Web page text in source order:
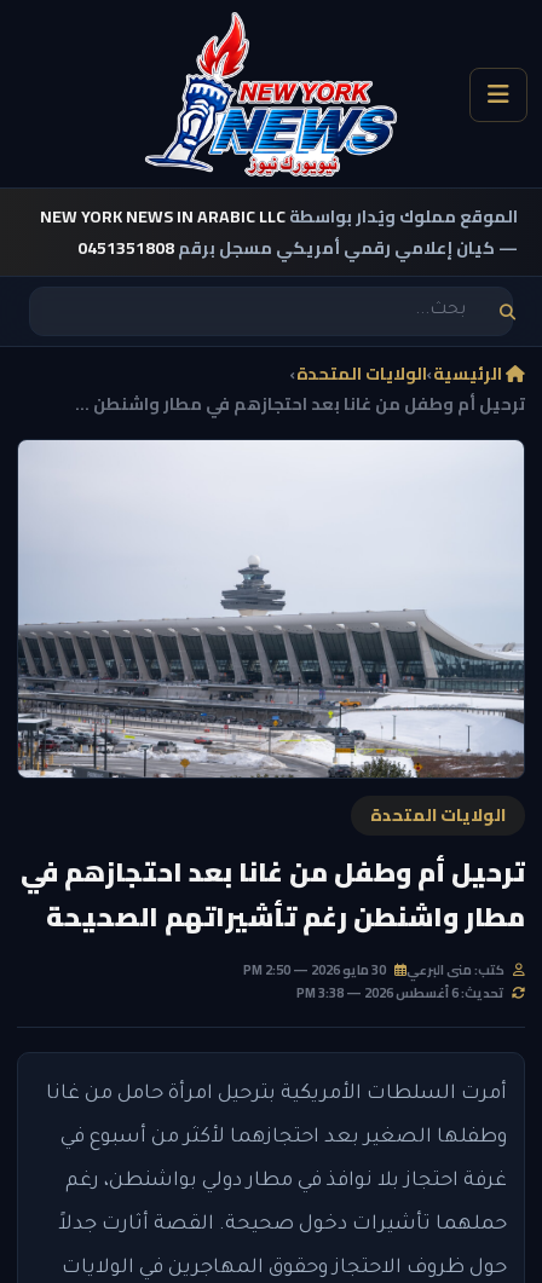
الموقع مملوك ويُدار بواسطةNEW YORK NEWS IN ARABIC LLC
— كيان إعلامي رقمي أمريكي مسجل برقم0451351808
الرئيسية›الولايات المتحدة›
ترحيل أم وطفل من غانا بعد احتجازهم في مطار واشنطن ...
الولايات المتحدة
ترحيل أم وطفل من غانا بعد احتجازهم في
مطار واشنطن رغم تأشيراتهم الصحيحة
كتب: منى البرعي
تحديث: 6 أغسطس 2026 — 3:38 PM
أمرت السلطات الأمريكية بترحيل امرأة حامل من غانا
وطفلها الصغير بعد احتجازهما لأكثر من أسبوع في
غرفة احتجاز بلا نوافذ في مطار دولي بواشنطن، رغم
حملهما تأشيرات دخول صحيحة. القصة أثارت جدلاً
حول ظروف الاحتجاز وحقوق المهاجرين في الولايات